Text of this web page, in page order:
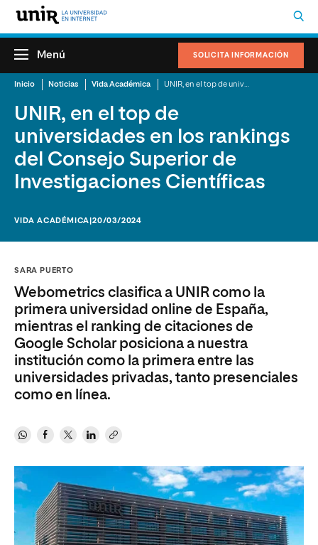
SOLICITA INFORMACIÓN
Menú
Inicio Noticias Vida Académica
UNIR, en el top de
universidades en los rankings
del Consejo Superior de
Investigaciones Científicas
VIDA ACADÉMICA |20/03/2024
SARA PUERTO
Webometrics clasifica a UNIR como la
primera universidad online de España,
mientras el ranking de citaciones de
Google Scholar posiciona a nuestra
institución como la primera entre las
universidades privadas, tanto presenciales
como en línea.